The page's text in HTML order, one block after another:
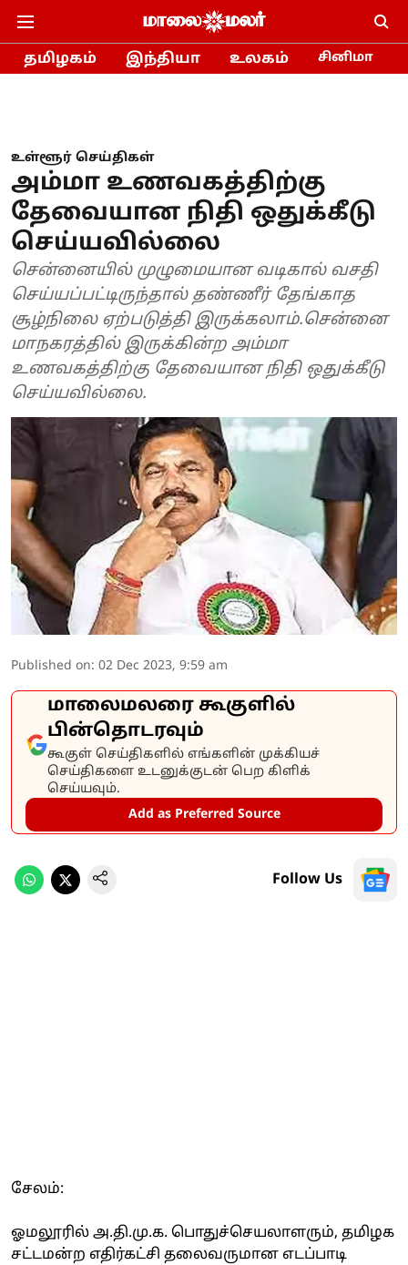
தமிழகம் இந்தியா உலகம் சினிமா
உள்ளூர் செய்திகள்
அம்மா உணவகத்திற்கு
தேவையான நிதி ஒதுக்கீடு
செய்யவில்லை
சென்னையில் முழுமையான வடிகால் வசதி
செய்யப்பட்டிருந்தால் தண்ணீர் தேங்காத
சூழ்நிலை ஏற்படுத்தி இருக்கலாம்.சென்னை
மாநகரத்தில் இருக்கின்ற அம்மா
உணவகத்திற்கு தேவையான நிதி ஒதுக்கீடு
செய்யவில்லை.
Published on: 02 Dec 2023, 9:59 am
மாலைமலரை கூகுளில்
பின்தொடரவும்
கூகுள் செய்திகளில் எங்களின் முக்கியச்
செய்திகளை உடனுக்குடன் பெற கிளிக்
செய்யவும்.
Add as Preferred Source
Follow Us
சேலம்:
ஓமலூரில் அ.தி.மு.க. பொதுச்செயலாளரும், தமிழக
சட்டமன்ற எதிர்கட்சி தலைவருமான எடப்பாடி